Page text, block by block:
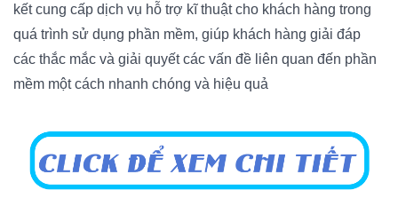
kết cung cấp dịch vụ hỗ trợ kĩ thuật cho khách hàng trong
quá trình sử dụng phần mềm, giúp khách hàng giải đáp
các thắc mắc và giải quyết các vấn đề liên quan đến phần
mềm một cách nhanh chóng và hiệu quả